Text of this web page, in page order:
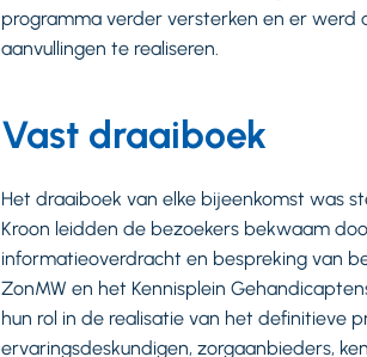
programma verder versterken en er
aanvullingen te realiseren.
Vast draaiboek
Het draaiboek van elke bijeenkomst was
Kroon leidden de bezoekers bekwaam
informatieoverdracht en bespreking van
ZonMW en het Kennisplein
hun rol in de realisatie van het definitieve
ervaringsdeskundigen, zorgaanbieders,